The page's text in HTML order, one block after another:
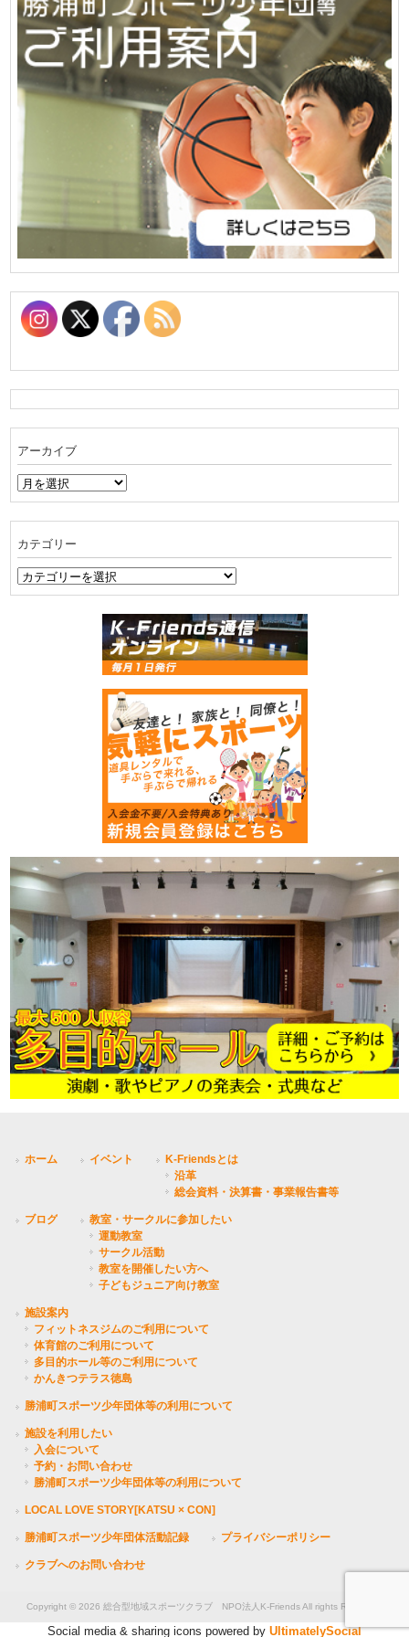
アーカイブ
ア
ー
ブ
カテゴリー
カ
テ
ホーム イベント
K-Friendsとは
沿革
総会資料・決算書・事業報告書等
ブログ
教室・サークルに参加したい
運動教室
サークル活動
教室を開催したい方へ
子どもジュニア向け教室
施設案内
フィットネスジムのご利用について
体育館のご利用について
多目的ホール等のご利用について
かんきつテラス徳島
勝浦町スポーツ少年団体等の利用について
施設を利用したい
入会について
予約・お問い合わせ
勝浦町スポーツ少年団体等の利用について
LOCAL LOVE STORY[KATSU × CON]
勝浦町スポーツ少年団体活動記録 プライバシーポリシー
クラブへのお問い合わせ
Copyright © 2026 総合型地域スポーツクラブ NPO法人K-Friends All rights Reserved.
Social media & sharing icons powered by UltimatelySocial